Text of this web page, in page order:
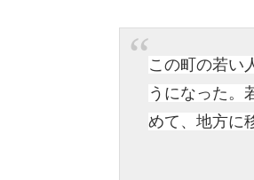
この町の若い
うになった。
めて、地方に